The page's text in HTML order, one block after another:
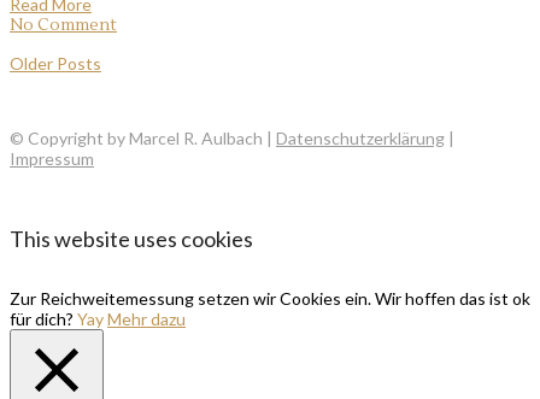
No Comment
Older Posts
© Copyright by Marcel R. Aulbach | Datenschutzerklärung |
Impressum
This website uses cookies
Zur Reichweitemessung setzen wir Cookies ein. Wir hoffen das ist ok
für dich? YayMehr dazu